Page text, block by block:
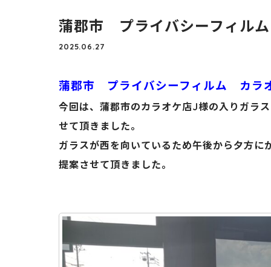
蒲郡市 プライバシーフィル
2025.06.27
蒲郡市 プライバシーフィルム カラ
今回は、蒲郡市のカラオケ店J様の入りガラ
せて頂きました。
ガラスが西を向いているため午後から夕方
提案させて頂きました。